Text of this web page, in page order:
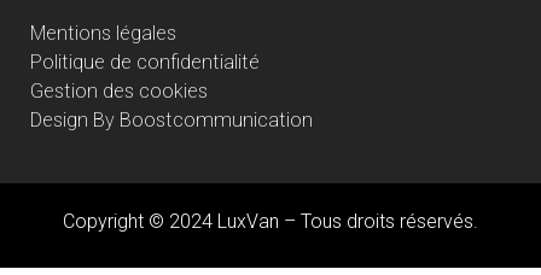
Mentions légales
Politique de confidentialité
Gestion des cookies
Design By Boostcommunication
Copyright © 2024 LuxVan – Tous droits réservés.